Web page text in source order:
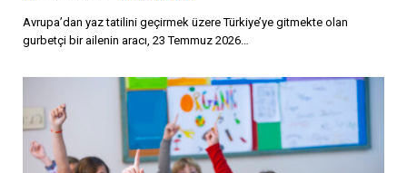
Avrupa’dan yaz tatilini geçirmek üzere Türkiye’ye gitmekte olan
gurbetçi bir ailenin aracı, 23 Temmuz 2026…